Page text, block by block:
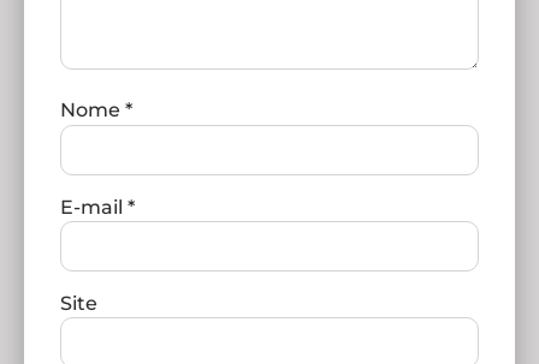
Nome *
E-mail *
Site